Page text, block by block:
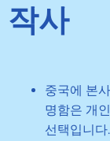
작사
중국에 본
명함은 개
선택입니다.